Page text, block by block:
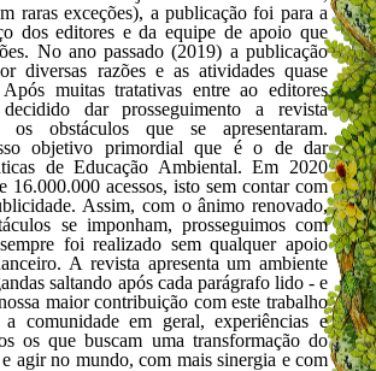
raras exceções), a publicação foi para a
dos editores e da equipe de apoio que
No ano passado (2019) a publicação
diversas razões e as atividades quase
Após muitas tratativas entre ao editores
dar prosseguimento a revista
os obstáculos que se apresentaram.
objetivo primordial que é o de dar
de Educação Ambiental. Em 2020
16.000.000 acessos, isto sem contar com
Assim, com o ânimo renovado,
se imponham, prosseguimos com
foi realizado sem qualquer apoio
A revista apresenta um ambiente
saltando após cada parágrafo lido - e
maior contribuição com este trabalho
comunidade em geral, experiências e
os que buscam uma transformação do
agir no mundo, com mais sinergia e com